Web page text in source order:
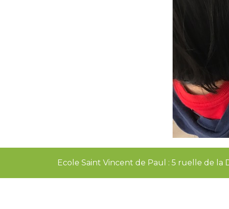
Ecole Saint Vincent de Paul : 5 ruelle de la